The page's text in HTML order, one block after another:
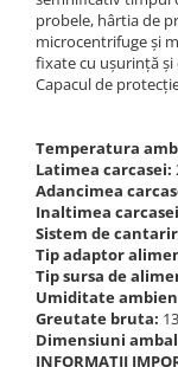
Accesorii
Balante
Adaptoare
Baterii reincarcabile
Bluetooth
Cabluri
Cantare suspendate
Carcase si genti
Carlige
Coloane
probele, hârtia de
microcentrifuge și
fixate cu ușurință
Capacul de
Temperatura
Latimea carcasei:
Adancimea
Inaltimea
Sistem de
Tip adaptor
Tip sursa de
Umiditate
Greutate bruta:
Dimensiuni
INFORMATII